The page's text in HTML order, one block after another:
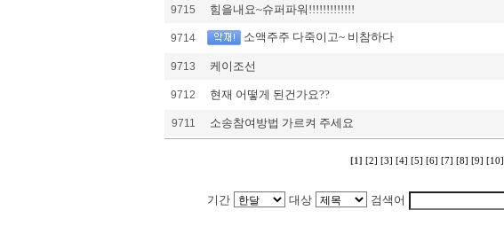
9715 힘을내요~슈퍼파워!!!!!!!!!!!!!
9714 소액주주 다죽이고~ 비참하다
9713 케이조선
9712 현재 어떻게 된건가요??
9711 소송참여방법 가르켜 주세요
[1] [2] [3] [4] [5] [6] [7] [8] [9] [10]
기간 대상 검색어